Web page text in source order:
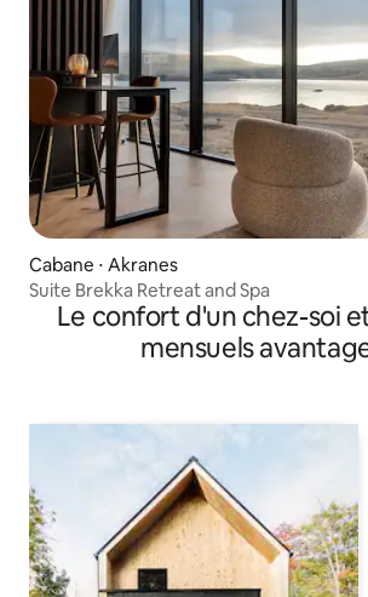
Cabane ⋅ Akranes
Suite Brekka Retreat and Spa
Le confort d'un chez-soi
mensuels